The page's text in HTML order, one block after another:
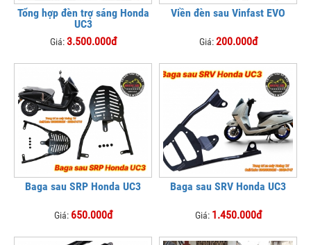
Tổng hợp đèn trợ sáng Honda
UC3
Giá:3.500.000đ
Viền đèn sau Vinfast EVO
Giá:200.000đ
Baga sau SRP Honda UC3
Giá: 650.000đ
Baga sau SRV Honda UC3
Giá: 1.450.000đ